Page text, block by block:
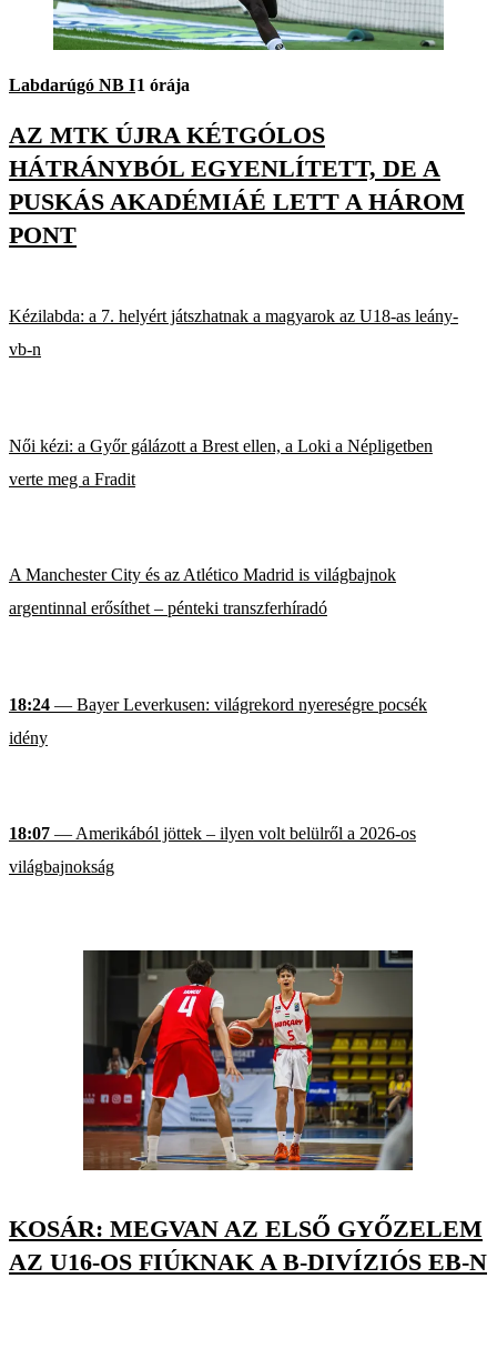
Labdarúgó NB I1 órája
AZ MTK ÚJRA KÉTGÓLOS
HÁTRÁNYBÓL EGYENLÍTETT, DE A
PUSKÁS AKADÉMIÁÉ LETT A HÁROM
PONT
Kézilabda: a 7. helyért játszhatnak a magyarok az U18-as leány-
vb-n
Női kézi: a Győr gálázott a Brest ellen, a Loki a Népligetben
verte meg a Fradit
A Manchester City és az Atlético Madrid is világbajnok
argentinnal erősíthet – pénteki transzferhíradó
18:24 — Bayer Leverkusen: világrekord nyereségre pocsék
idény
18:07 — Amerikából jöttek – ilyen volt belülről a 2026-os
világbajnokság
KOSÁR: MEGVAN AZ ELSŐ GYŐZELEM
AZ U16-OS FIÚKNAK A B-DIVÍZIÓS EB-N